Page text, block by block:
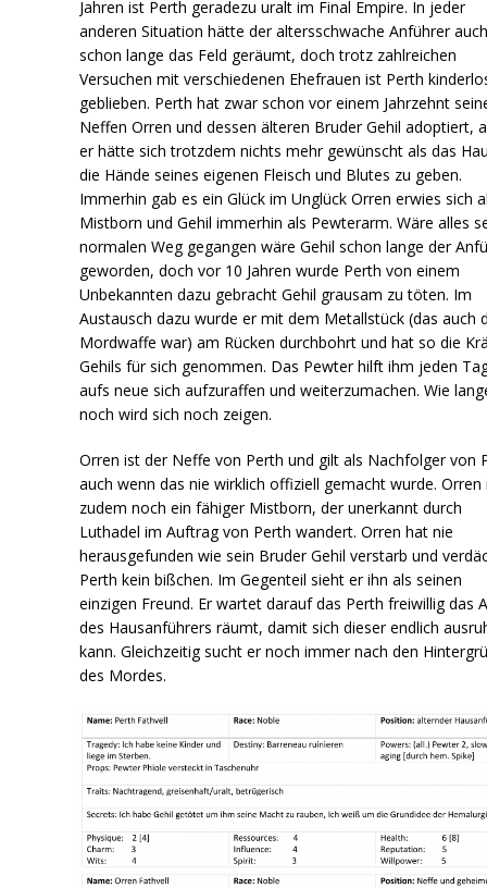
Jahren ist Perth geradezu uralt im Final Empire. In jeder
anderen Situation hätte der altersschwache Anführer
schon lange das Feld geräumt, doch trotz zahlreichen
Versuchen mit verschiedenen Ehefrauen ist Perth
geblieben. Perth hat zwar schon vor einem Jahrzehnt
Neffen Orren und dessen älteren Bruder Gehil adoptiert,
er hätte sich trotzdem nichts mehr gewünscht als das
die Hände seines eigenen Fleisch und Blutes zu geben.
Immerhin gab es ein Glück im Unglück Orren erwies sich
Mistborn und Gehil immerhin als Pewterarm. Wäre alles
normalen Weg gegangen wäre Gehil schon lange der
geworden, doch vor 10 Jahren wurde Perth von einem
Unbekannten dazu gebracht Gehil grausam zu töten. Im
Austausch dazu wurde er mit dem Metallstück (das auch
Mordwaffe war) am Rücken durchbohrt und hat so die
Gehils für sich genommen. Das Pewter hilft ihm jeden
aufs neue sich aufzuraffen und weiterzumachen. Wie
noch wird sich noch zeigen.
Orren ist der Neffe von Perth und gilt als Nachfolger von
auch wenn das nie wirklich offiziell gemacht wurde. Orren
zudem noch ein fähiger Mistborn, der unerkannt durch
Luthadel im Auftrag von Perth wandert. Orren hat nie
herausgefunden wie sein Bruder Gehil verstarb und
Perth kein bißchen. Im Gegenteil sieht er ihn als seinen
einzigen Freund. Er wartet darauf das Perth freiwillig das
des Hausanführers räumt, damit sich dieser endlich
kann. Gleichzeitig sucht er noch immer nach den
des Mordes.